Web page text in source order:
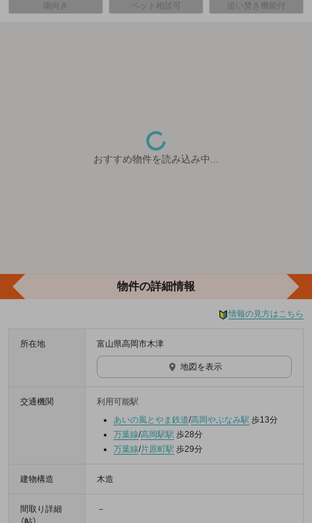
南向き ペット相談可 追い焚き機能付
おすすめ物件を読み込み中...
物件の詳細情報
情報の見方はこちら
所在地 富山県高岡市木津
地図を表示
交通機関
利用可能駅
あいの風とやま鉄道/高岡やぶなみ駅 歩13分
万葉線/高岡駅駅 歩28分
万葉線/片原町駅 歩29分
建物構造 木造
間取り詳細
－